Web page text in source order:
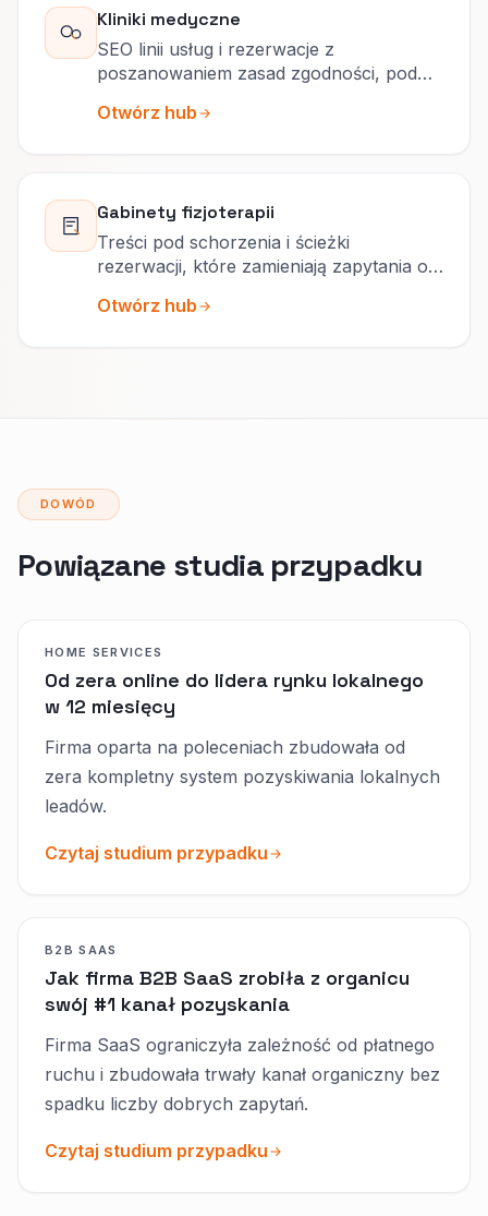
Kliniki medyczne
SEO linii usług i rezerwacje z
poszanowaniem zasad zgodności, pod
Otwórz hub
Gabinety fizjoterapii
Treści pod schorzenia i ścieżki
rezerwacji, które zamieniają zapytania o
Otwórz hub
DOWÓD
Powiązane studia przypadku
HOME SERVICES
Od zera online do lidera rynku lokalnego
w 12 miesięcy
Firma oparta na poleceniach zbudowała od
zera kompletny system pozyskiwania lokalnych
leadów.
Czytaj studium przypadku
B2B SAAS
Jak firma B2B SaaS zrobiła z organicu
swój #1 kanał pozyskania
Firma SaaS ograniczyła zależność od płatnego
ruchu i zbudowała trwały kanał organiczny bez
spadku liczby dobrych zapytań.
Czytaj studium przypadku